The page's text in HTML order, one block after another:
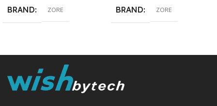
BRAND ZORE BRAND ZORE